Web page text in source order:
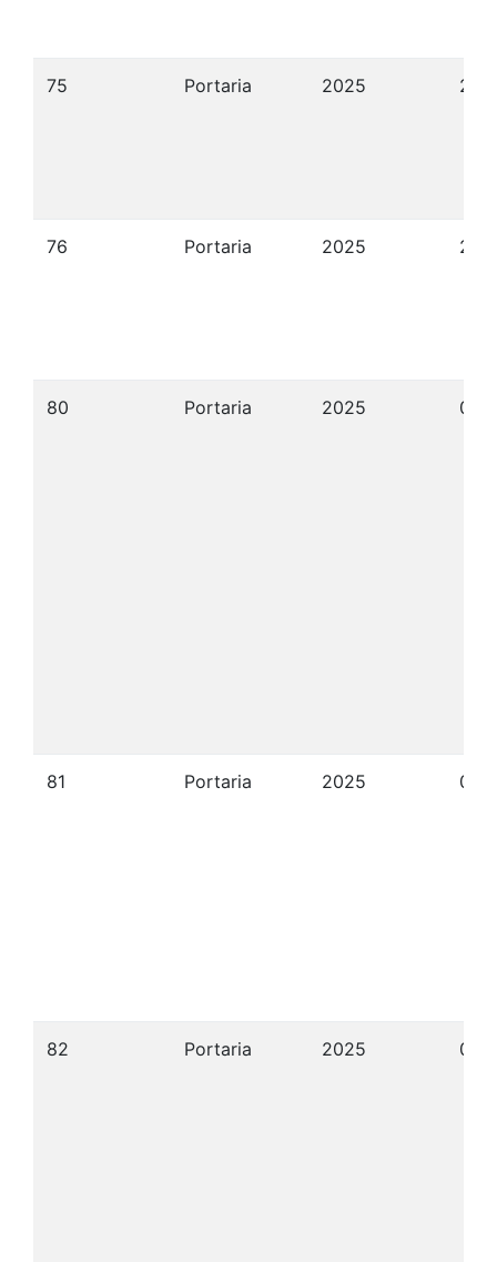
75 Portaria 2025 27/
76 Portaria 2025 27/
80 Portaria 2025 05/
81 Portaria 2025 05/
82 Portaria 2025 05/